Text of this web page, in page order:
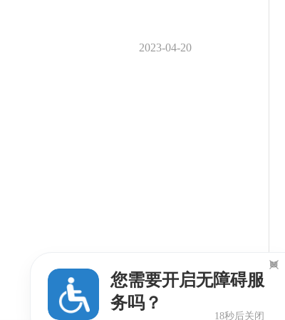
2023-04-20
您需要开启无障碍服
务吗？
18秒后关闭
